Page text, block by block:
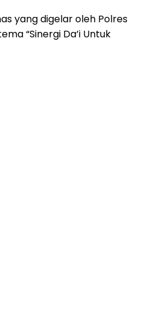
yang digelar oleh Polres
“Sinergi Da’i Untuk